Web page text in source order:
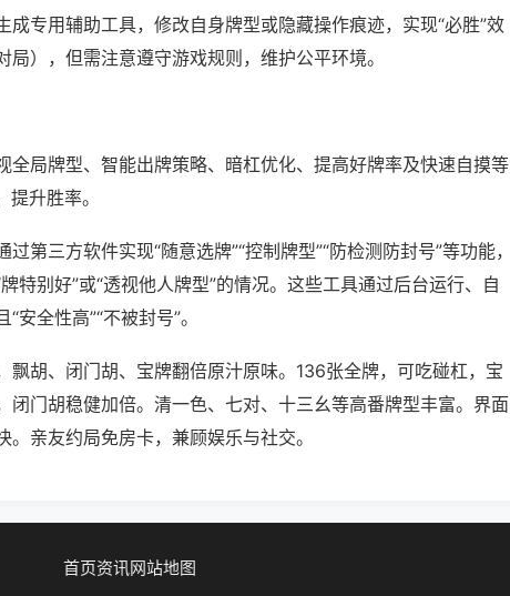
成专用辅助工具，修改自身牌型或隐藏操作痕迹，实现“必胜”效
），但需注意遵守游戏规则，维护公平环境。
全局牌型、智能出牌策略、暗杠优化、提高好牌率及快速自摸等
升胜率。
第三方软件实现“随意选牌”“控制牌型”“防检测防封号”等功能，
特别好”或“透视他人牌型”的情况。这些工具通过后台运行、自
安全性高”“不被封号”。
飘胡、闭门胡、宝牌翻倍原汁原味。136张全牌，可吃碰杠，宝
闭门胡稳健加倍。清一色、七对、十三幺等高番牌型丰富。界面
亲友约局免房卡，兼顾娱乐与社交。
首页资讯网站地图